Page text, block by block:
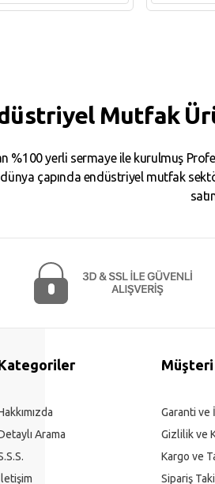
Mutfak
%100 yerli sermaye ile kurulmuş
çapında endüstriyel mutfak
Arama
Garanti ve
Gizlilik ve
Kargo ve
Sipariş